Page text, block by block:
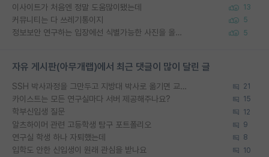
이사이트가 처음엔 정말 도움많이됐는데 13
커뮤니티는 다 쓰레기통이지 5
정보보안 연구하는 입장에선 식별가능한 사진을 올리는건 비추이긴함 5
자유 게시판(아무개랩)에서 최근 댓글이 많이 달린 글
SSH 박사과정을 그만두고 지방대 박사로 옮기면 교수의 꿈은 끝일까요? 21
카이스트는 모든 연구실마다 서버 제공해주나요? 15
학부신입생 질문 12
알츠하이머 관련 고등학생 탐구 포트폴리오 9
연구실 학생 하나 자퇴했는데 8
입학도 안한 신입생이 원래 관심을 받나요 10